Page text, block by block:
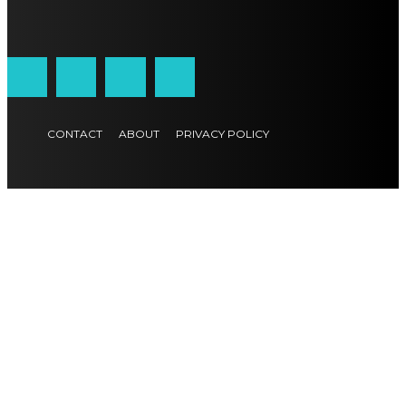
CONTACT ABOUT PRIVACY POLICY